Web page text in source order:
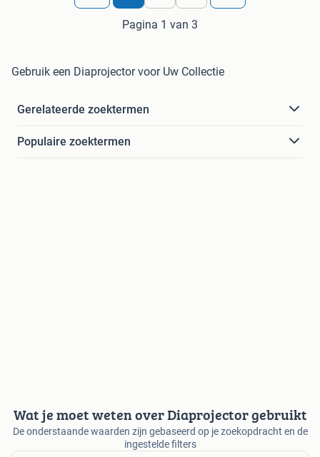
Pagina 1 van 3
Gebruik een Diaprojector voor Uw Collectie
Gerelateerde zoektermen
Populaire zoektermen
Wat je moet weten over Diaprojector gebruikt
De onderstaande waarden zijn gebaseerd op je zoekopdracht en de
ingestelde filters